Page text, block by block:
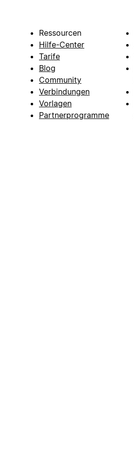
Ressourcen
Hilfe-Center
Tarife
Blog
Community
Verbindungen
Vorlagen
Partnerprogramme